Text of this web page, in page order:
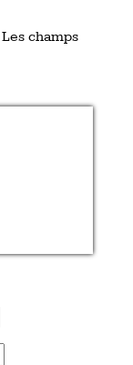
Les champs